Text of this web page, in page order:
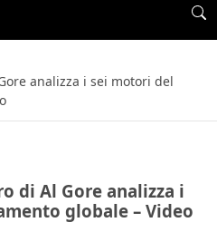
analizza i sei motori del
di Al Gore analizza i
globale – Video